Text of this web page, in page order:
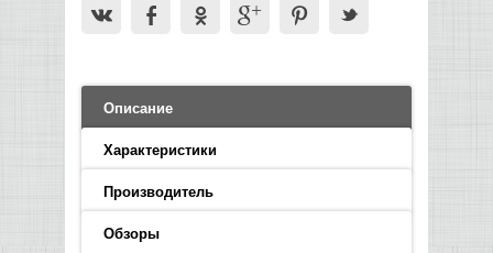
УСИЛИТЕЛИ
МИКШЕРЫ ЦИФРОВЫЕ
ЛИНЕЙНЫЕ МАССИВЫ
САБВУФЕРЫ ПАССИВНЫЕ
LED PAR
БАСОВЫЕ УСИЛИТЕЛИ И КАБИНЕТЫ
ГИТАРНЫЕ ПРИНАДЛЕЖНОСТИ
СЕМПЛЕРЫ И ГРУВБОКСЫ
СТОЙКИ ДЛЯ КЛАВИШНЫХ
ПРЕАМПЫ И МИКРОФОННЫЕ
ПРОГРАММНОЕ ОБЕСПЕЧЕНИЕ
ФЛЕЙТЫ
ПРОИГРЫВАТЕЛИ ВИНИЛА
ВИДЕО РЕКОРДЕРЫ
ВИДЕО КОНВЕРТЕРЫ
АКУСТИЧЕСКИЕ
ГРОМКОГОВОРИТЕЛИ
АНОНСЫ НОВИНОК
ИНФОРМАЦИЯ
О МАГАЗИНЕ
КАК КУПИТЬ
Описание
Характеристики
Производитель
Обзоры